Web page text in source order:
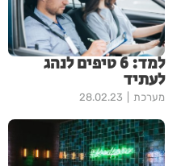
למד: 6 טיפים לנהג
לעתיד
מערכת 28.02.23